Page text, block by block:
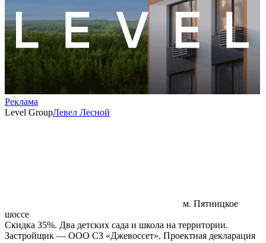
Реклама
Level GroupЛевел Лесной
м. Пятницкое
шоссе
Скидка 35%. Два детских сада и школа на территории.
Застройщик — ООО СЗ «Джевоссет». Проектная декларация